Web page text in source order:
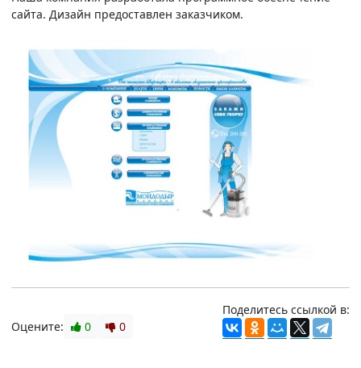
сайта. Дизайн предоставлен заказчиком.
Оцените: 0 0
Поделитесь ссылкой в: